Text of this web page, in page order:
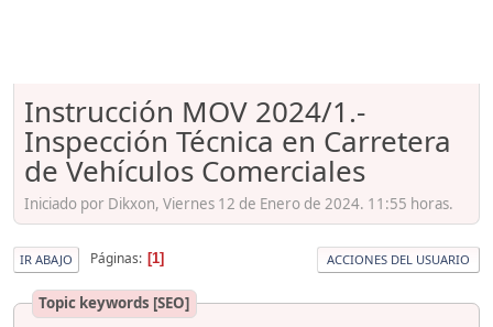
Instrucción MOV 2024/1.-
Inspección Técnica en Carretera
de Vehículos Comerciales
Iniciado por Dikxon, Viernes 12 de Enero de 2024. 11:55 horas.
IR ABAJO Páginas 1 ACCIONES DEL USUARIO
Topic keywords [SEO]